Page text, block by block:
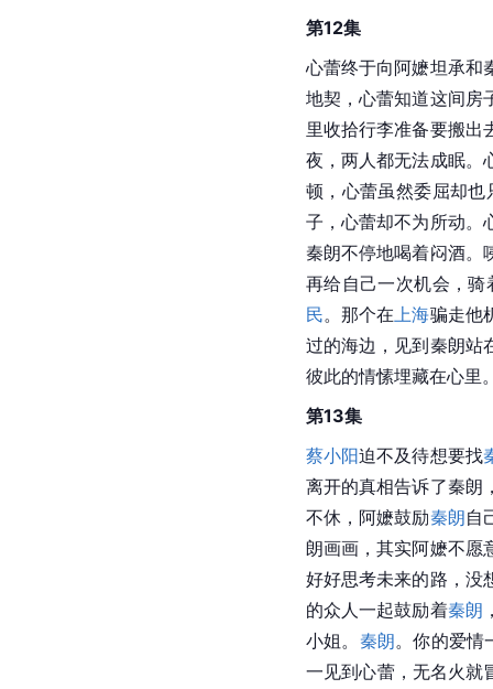
第12集
心蕾终于向阿嬷坦承和
地契，心蕾知道这间房
里收拾行李准备要搬出
夜，两人都无法成眠。
顿，心蕾虽然委屈却
子，心蕾却不为所动。
秦朗不停地喝着闷酒。
再给自己一次机会，骑
民。那个在 上海骗走他
过的海边，见到秦朗站
彼此的情愫埋藏在心里
第13集
蔡小阳迫不及待想要找
离开的真相告诉了秦朗
不休，阿嬷鼓励秦朗自
朗画画，其实阿嬷不愿
好好思考未来的路，没
的众人一起鼓励着秦朗
小姐。 秦朗。你的爱情
一见到心蕾，无名火就